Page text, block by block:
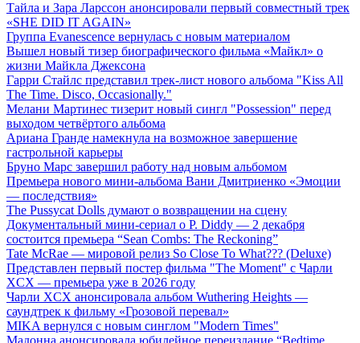
Тайла и Зара Ларссон анонсировали первый совместный трек
«SHE DID IT AGAIN»
Группа Evanescence вернулась с новым материалом
Вышел новый тизер биографического фильма «Майкл» о
жизни Майкла Джексона
Гарри Стайлс представил трек-лист нового альбома "Kiss All
The Time. Disco, Occasionally."
Мелани Мартинес тизерит новый сингл "Possession" перед
выходом четвёртого альбома
Ариана Гранде намекнула на возможное завершение
гастрольной карьеры
Бруно Марс завершил работу над новым альбомом
Премьера нового мини-альбома Вани Дмитриенко «Эмоции
— последствия»
The Pussycat Dolls думают о возвращении на сцену
Документальный мини-сериал о P. Diddy — 2 декабря
состоится премьера “Sean Combs: The Reckoning”
Tate McRae — мировой релиз So Close To What??? (Deluxe)
Представлен первый постер фильма "The Moment" с Чарли
XCX — премьера уже в 2026 году
Чарли XCX анонсировала альбом Wuthering Heights —
саундтрек к фильму «Грозовой перевал»
MIKA вернулся с новым синглом "Modern Times"
Мадонна анонсировала юбилейное переиздание “Bedtime